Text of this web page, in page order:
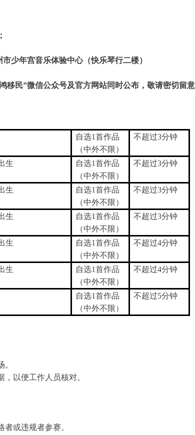
少年宫音乐体验中心（快乐琴行二楼）
移民”微信公众号及官方网站同时公布，敬请密切留意
自选1首作品
（中外不限）
不超过3分钟
生
自选1首作品
（中外不限）
不超过3分钟
生
自选1首作品
（中外不限）
不超过3分钟
生
自选1首作品
（中外不限）
不超过3分钟
生
自选1首作品
（中外不限）
不超过4分钟
生
自选1首作品
（中外不限）
不超过4分钟
自选1首作品
（中外不限）
不超过5分钟
以便工作人员核对。
或违规者参赛。